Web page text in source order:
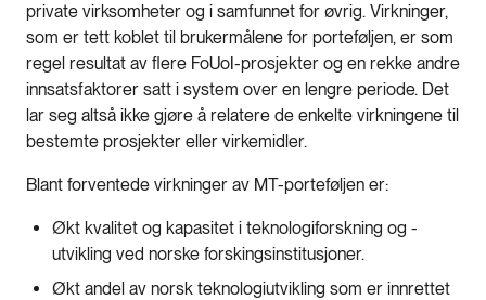
private virksomheter og i samfunnet for øvrig. Virkninger,
som er tett koblet til brukermålene for porteføljen, er som
regel resultat av flere FoUoI-prosjekter og en rekke andre
innsatsfaktorer satt i system over en lengre periode. Det
lar seg altså ikke gjøre å relatere de enkelte virkningene til
bestemte prosjekter eller virkemidler.
Blant forventede virkninger av MT-porteføljen er:
Økt kvalitet og kapasitet i teknologiforskning og -
utvikling ved norske forskingsinstitusjoner.
Økt andel av norsk teknologiutvikling som er innrettet